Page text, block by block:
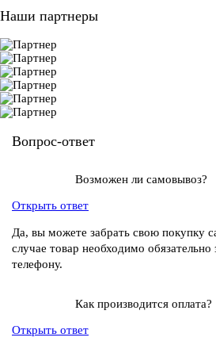
Наши партнеры
Вопрос-ответ
Возможен ли самовывоз?
Открыть ответ
Да, вы можете забрать свою покупку
случае товар необходимо обязательно
телефону.
Как производится оплата?
Открыть ответ